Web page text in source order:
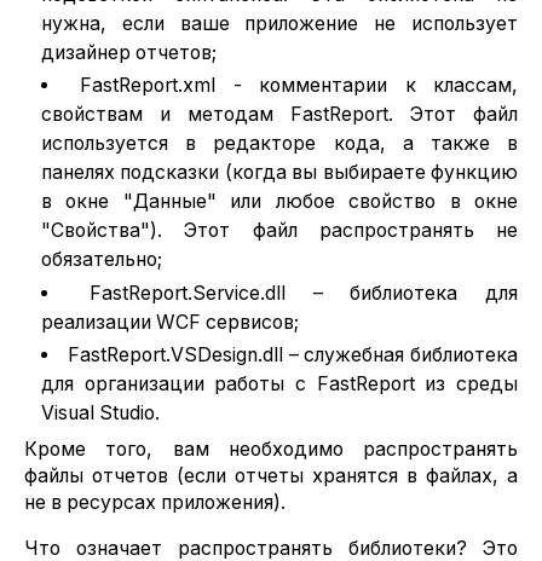
нужна, если ваше приложение не использует
дизайнер отчетов;
FastReport.xml - комментарии к классам,
свойствам и методам FastReport. Этот файл
используется в редакторе кода, а также в
панелях подсказки (когда вы выбираете функцию
в окне "Данные" или любое свойство в окне
"Свойства"). Этот файл распространять не
обязательно;
FastReport.Service.dll – библиотека для
реализации WCF сервисов;
FastReport.VSDesign.dll – служебная библиотека
для организации работы с FastReport из среды
Visual Studio.
Кроме того, вам необходимо распространять
файлы отчетов (если отчеты хранятся в файлах, а
не в ресурсах приложения).
Что означает распространять библиотеки? Это